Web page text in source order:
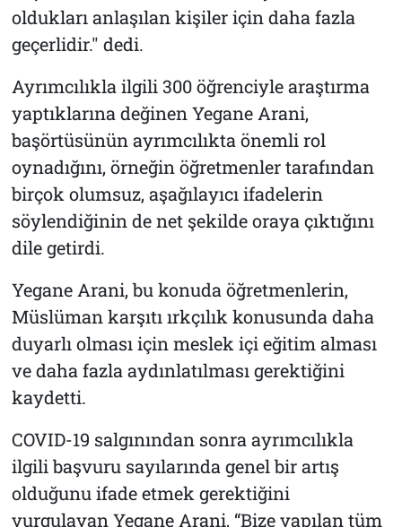
oldukları anlaşılan kişiler için daha fazla
geçerlidir." dedi.
Ayrımcılıkla ilgili 300 öğrenciyle araştırma
yaptıklarına değinen Yegane Arani,
başörtüsünün ayrımcılıkta önemli rol
oynadığını, örneğin öğretmenler tarafından
birçok olumsuz, aşağılayıcı ifadelerin
söylendiğinin de net şekilde oraya çıktığını
dile getirdi.
Yegane Arani, bu konuda öğretmenlerin,
Müslüman karşıtı ırkçılık konusunda daha
duyarlı olması için meslek içi eğitim alması
ve daha fazla aydınlatılması gerektiğini
kaydetti.
COVID-19 salgınından sonra ayrımcılıkla
ilgili başvuru sayılarında genel bir artış
olduğunu ifade etmek gerektiğini
vurgulayan Yegane Arani, “Bize yapılan tüm